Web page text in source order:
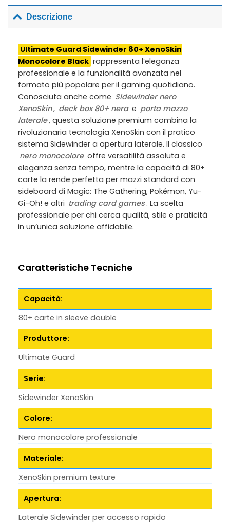
Descrizione
Ultimate Guard Sidewinder 80+ XenoSkin
Monocolore Black rappresenta l’eleganza
professionale e la funzionalità avanzata nel
formato più popolare per il gaming quotidiano.
Conosciuta anche come Sidewinder nero
XenoSkin, deck box 80+ nera e porta mazzo
laterale, questa soluzione premium combina la
rivoluzionaria tecnologia XenoSkin con il pratico
sistema Sidewinder a apertura laterale. Il classico
nero monocolore offre versatilità assoluta e
eleganza senza tempo, mentre la capacità di 80+
carte la rende perfetta per mazzi standard con
sideboard di Magic: The Gathering, Pokémon, Yu-
Gi-Oh! e altri trading card games. La scelta
professionale per chi cerca qualità, stile e praticità
in un’unica soluzione affidabile.
Caratteristiche Tecniche
Capacità:
80+ carte in sleeve double
Produttore:
Ultimate Guard
Serie:
Sidewinder XenoSkin
Colore:
Nero monocolore professionale
Materiale:
XenoSkin premium texture
Apertura:
Laterale Sidewinder per accesso rapido